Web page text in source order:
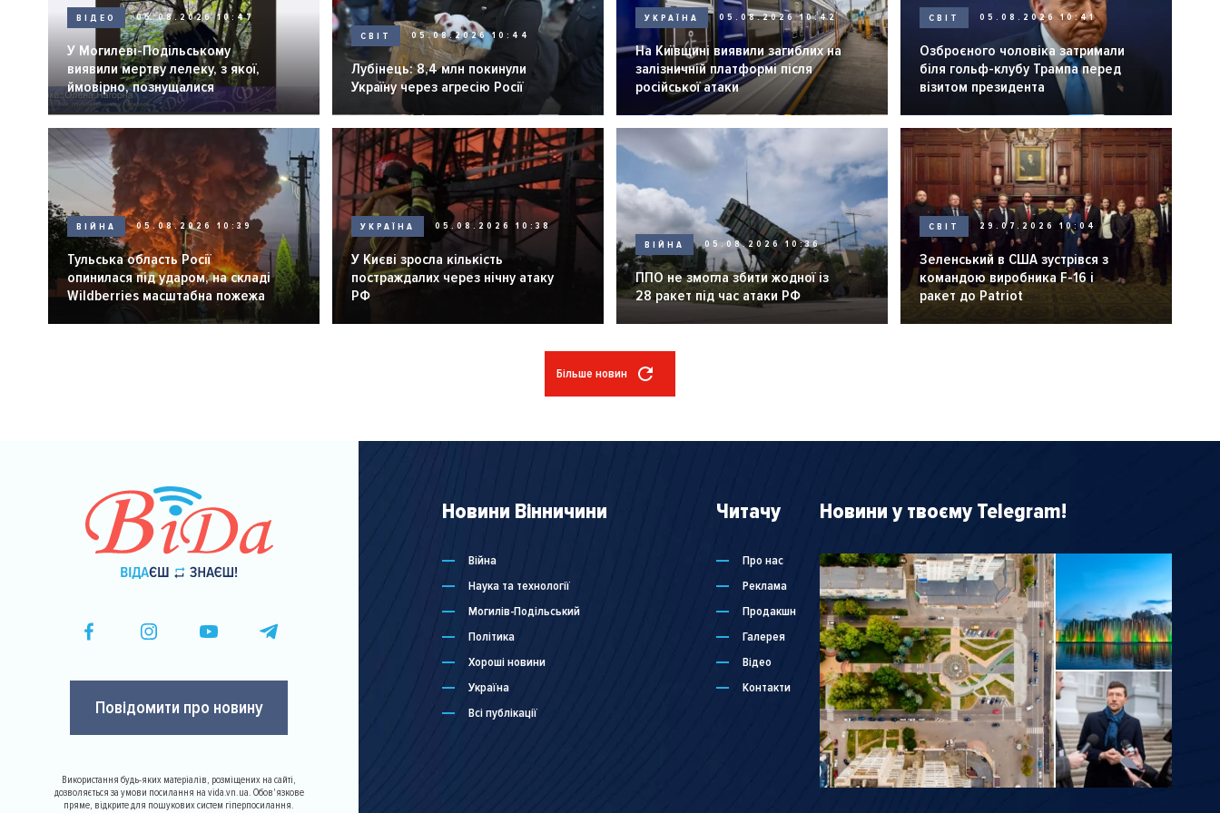
ВІДЕО 05.08.2026 10:47
У Могилеві-Подільському
виявили мертву лелеку, з якої,
ймовірно, познущалися
СВІТ 05.08.2026 10:44
Лубінець: 8,4 млн покинули
Україну через агресію Росії
УКРАЇНА 05.08.2026 10:42
На Київщині виявили загиблих на
залізничній платформі після
російської атаки
СВІТ 05.08.2026 10:41
Озброєного чоловіка затримали
біля гольф-клубу Трампа перед
візитом президента
ВІЙНА 05.08.2026 10:39
Тульська область Росії
опинилася під ударом, на складі
Wildberries масштабна пожежа
УКРАЇНА 05.08.2026 10:38
У Києві зросла кількість
постраждалих через нічну атаку
РФ
ВІЙНА 05.08.2026 10:36
ППО не змогла збити жодної із
28 ракет під час атаки РФ
СВІТ 29.07.2026 10:04
Зеленський в США зустрівся з
командою виробника F-16 і
ракет до Patriot
Більше новин
Повідомити про новину
Використання будь-яких матеріалів, розміщених на сайті,
дозволяється за умови посилання на vida.vn.ua. Обов'язкове
пряме, відкрите для пошукових систем гіперпосилання.
Новини Вінничини
Війна
Наука та технології
Могилів-Подільський
Політика
Хороші новини
Україна
Всі публікації
Читачу
Про нас
Реклама
Продакшн
Галерея
Відео
Контакти
Новини у твоєму Telegram!